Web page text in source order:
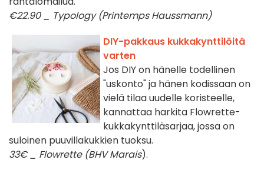
€22.90 _ Typology (Printemps Haussmann)
DIY-pakkaus kukkakynttilöitä
varten
Jos DIY on hänelle todellinen
"uskonto" ja hänen kodissaan on
vielä tilaa uudelle koristeelle,
kannattaa harkita Flowrette-
kukkakynttiläsarjaa, jossa on
suloinen puuvillakukkien tuoksu.
33€ _ Flowrette (BHV Marais).